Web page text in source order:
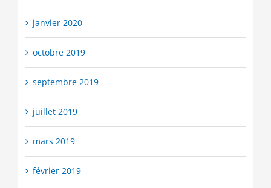
janvier 2020
octobre 2019
septembre 2019
juillet 2019
mars 2019
février 2019